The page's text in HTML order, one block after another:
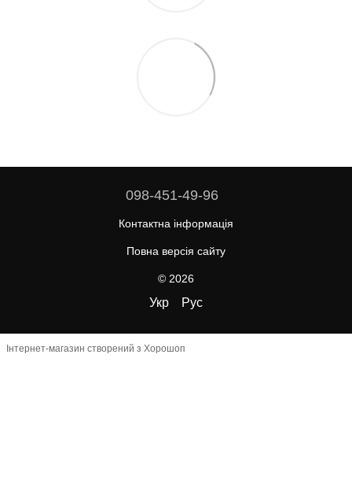
098-451-49-96
Контактна інформація
Повна версія сайту
© 2026
Укр Рус
Інтернет-магазин створений з Хорошоп